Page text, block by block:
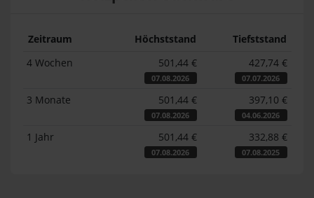
Zeitraum Höchststand
Tiefststand
4 Wochen
501,44 €
07.08.2026
427,74 €
07.07.2026
3 Monate 501,44 €
07.08.2026
397,10 €
04.06.2026
1 Jahr 501,44 €
07.08.2026
332,88 €
07.08.2025